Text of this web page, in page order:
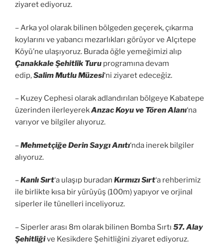
ziyaret ediyoruz.
– Arka yol olarak bilinen bölgeden geçerek, çıkarma
koylarını ve yabancı mezarlıkları görüyor ve Alçıtepe
Köyü’ne ulaşıyoruz. Burada öğle yemeğimizi alıp
Çanakkale Şehitlik Turu programına devam
edip,Salim Mutlu Müzesi‘ni ziyaret edeceğiz.
– Kuzey Cephesi olarak adlandırılan bölgeye Kabatepe
üzerinden ilerleyerekAnzac Koyu ve Tören Alanı‘na
varıyor ve bilgiler alıyoruz.
–Mehmetçiğe Derin Saygı Anıtı‘nda inerek bilgiler
alıyoruz.
–Kanlı Sırt‘a ulaşıp buradan Kırmızı Sırt‘a rehberimiz
ile birlikte kısa bir yürüyüş (100m) yapıyor ve orjinal
siperler ile tünelleri inceliyoruz.
– Siperler arası 8m olarak bilinen Bomba Sırtı 57. Alay
Şehitliğive Kesikdere Şehitliğini ziyaret ediyoruz.